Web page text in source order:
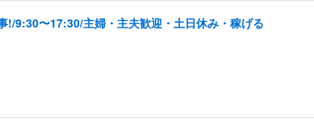
!/9:30〜17:30/主婦・主夫歓迎・土日休み・稼げる